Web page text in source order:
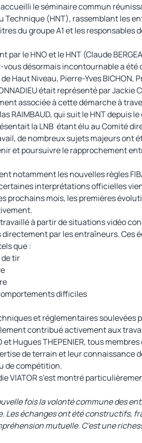
accueilli le séminaire commun
Technique (HNT), rassemblant les
du groupe A1 et les responsables
le HNO et le HNT (Claude
vous désormais incontournable a été
Haut Niveau, Pierre-Yves BICHON,
était représenté par Jackie
associée à cette démarche à
RAIMBAUD, qui suit le HNT depuis
la LNB étant élu au Comité
de nombreux sujets majeurs ont
et poursuivre le rapprochement
notamment les nouvelles règles
interprétations officielles
prochains mois, les premières
à partir de situations vidéo
par les entraîneurs. Ces
que :
de tir
difficiles
et réglementaires soulevées
contribué activement aux
et Hugues THEPENIER, tous
de terrain et leur connaissance
de compétition.
VIATOR s’est montré
fois la volonté commune des
Les échanges ont été constructifs,
mutuelle. C’est une